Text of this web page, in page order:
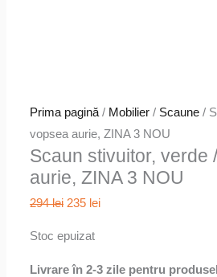
Prima pagină/ Mobilier / Scaune /
vopsea aurie, ZINA 3 NOU
Scaun stivuitor, verde
aurie, ZINA 3 NOU
294lei Prețul
fost:
235 leiPrețul
235 lei.
Stoc epuizat
Livrare în 2-3 zile pentru